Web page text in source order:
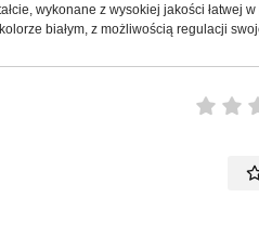
wykonane z wysokiej jakości
białym, z możliwością regulacji